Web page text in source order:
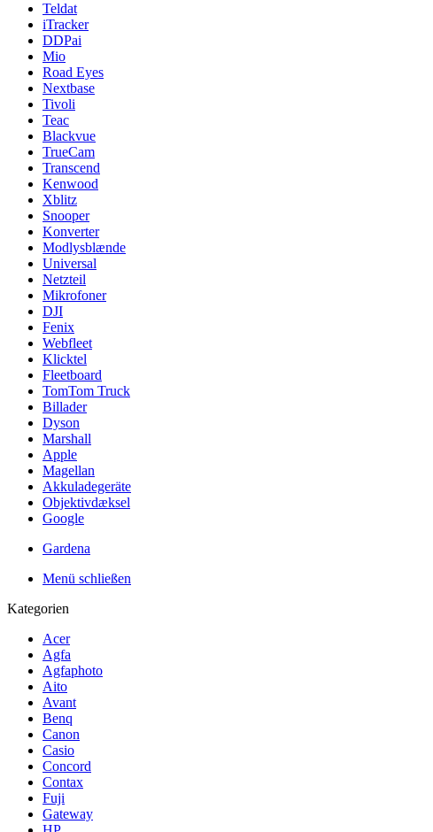
Teldat
iTracker
DDPai
Mio
Road Eyes
Nextbase
Tivoli
Teac
Blackvue
TrueCam
Transcend
Kenwood
Xblitz
Snooper
Konverter
Modlysblænde
Universal
Netzteil
Mikrofoner
DJI
Fenix
Webfleet
Klicktel
Fleetboard
TomTom Truck
Billader
Dyson
Marshall
Apple
Magellan
Akkuladegeräte
Objektivdæksel
Google
Gardena
Menü schließen
Kategorien
Acer
Agfa
Agfaphoto
Aito
Avant
Benq
Canon
Casio
Concord
Contax
Fuji
Gateway